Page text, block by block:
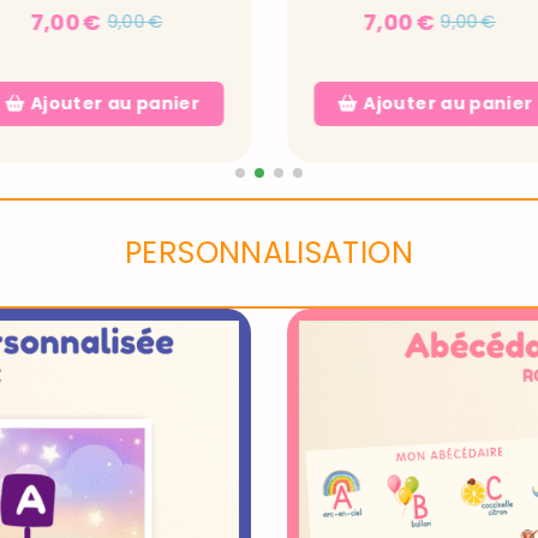
7,00€ 9,00€
Ajouter au panier
7,00€ 9,00€
Ajouter au panier
PERSONNALISATION